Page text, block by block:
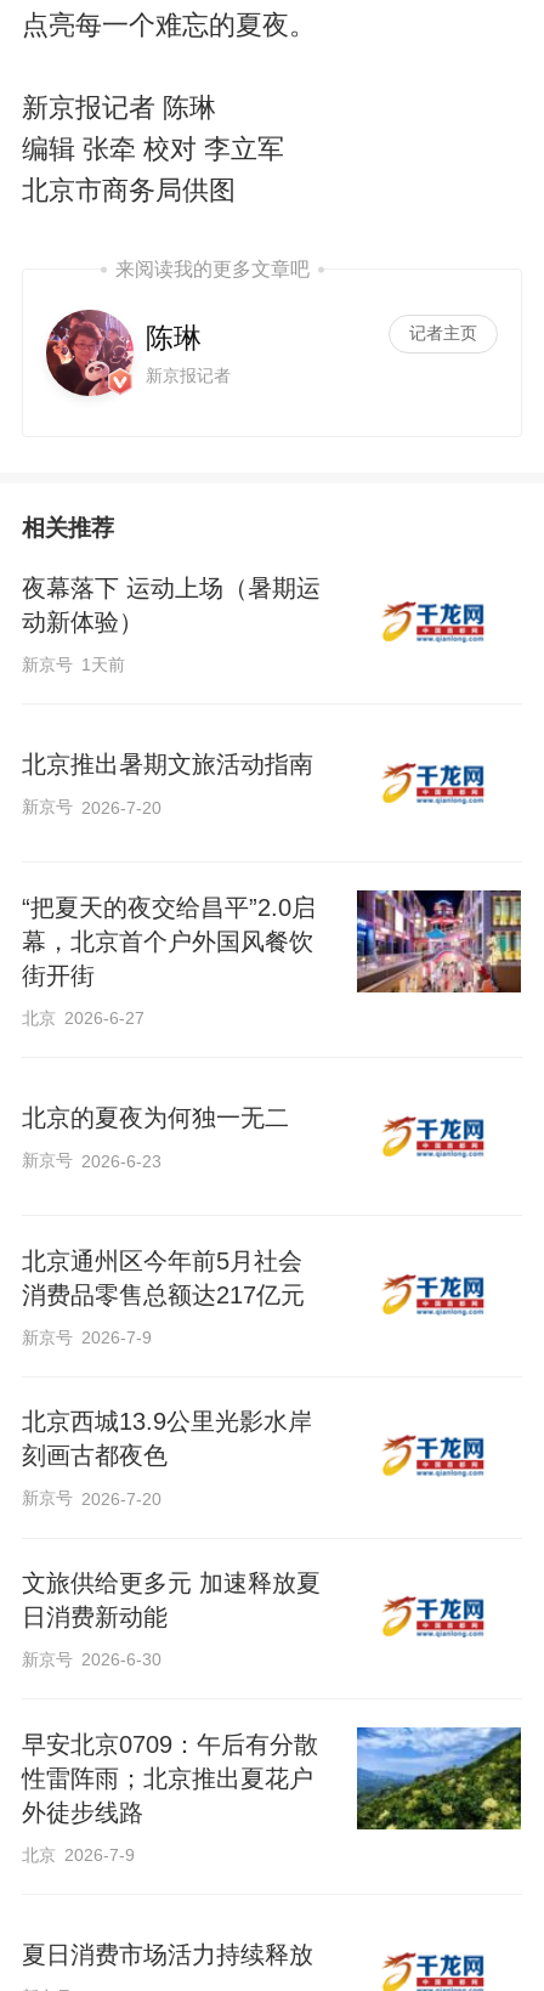
点亮每一个难忘的夏夜。
新京报记者 陈琳
编辑 张牵 校对 李立军
北京市商务局供图
来阅读我的更多文章吧
陈琳
新京报记者
记者主页
相关推荐
夜幕落下 运动上场（暑期运
动新体验）
新京号 1天前
北京推出暑期文旅活动指南
新京号 2026-7-20
“把夏天的夜交给昌平”2.0启
幕，北京首个户外国风餐饮
街开街
北京 2026-6-27
北京的夏夜为何独一无二
新京号 2026-6-23
北京通州区今年前5月社会
消费品零售总额达217亿元
新京号 2026-7-9
北京西城13.9公里光影水岸
刻画古都夜色
新京号 2026-7-20
文旅供给更多元 加速释放夏
日消费新动能
新京号 2026-6-30
早安北京0709：午后有分散
性雷阵雨；北京推出夏花户
外徒步线路
北京 2026-7-9
夏日消费市场活力持续释放